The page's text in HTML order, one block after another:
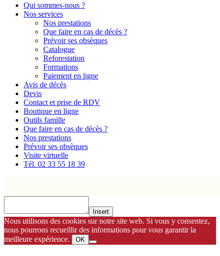
Qui sommes-nous ?
Nos services
Nos prestations
Que faire en cas de décès ?
Prévoir ses obsèques
Catalogue
Reforestation
Formations
Paiement en ligne
Avis de décès
Devis
Contact et prise de RDV
Boutique en ligne
Outils famille
Que faire en cas de décès ?
Nos prestations
Prévoir ses obsèques
Visite virtuelle
Tél. 02 33 55 18 39
Insert
Nous utilisons des cookies sur notre site web. Si vous y consentez,
nous pourrons recueillir des informations pour vous garantir la
meilleure expérience.
OK